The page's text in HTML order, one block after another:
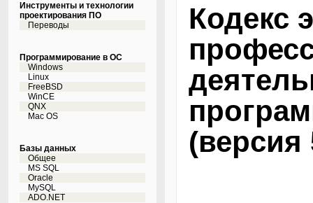
Инструменты и технологии
проектирования ПО
Переводы
Программирование в ОС
Windows
Linux
FreeBSD
WinCE
QNX
Mac OS
Базы данных
Общее
MS SQL
Oracle
MySQL
ADO.NET
Кодекс
(версия